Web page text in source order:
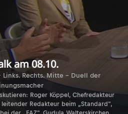
am 08.10.
Links. Rechts. Mitte - Duell der
Roger Köppel, Chefredakteur
Redakteur beim „Standard“,